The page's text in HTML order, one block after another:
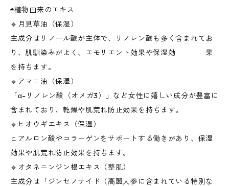
◉植物由来のエキス
🔹月見草油（保湿）
主成分はリノール酸が主体で、リノレン酸も多く含まれてお
り、肌馴染みがよく、エモリエント効果や保湿効 果
を持ちます。
🔹アマニ油（保湿）
「α-リノレン酸（オメガ3）」など女性に嬉しい成分が豊富に
含まれており、乾燥や肌荒れ防止効果を持ちます。
🔹ヒオウギエキス（保湿）
ヒアルロン酸やコラーゲンをサポートする働きがあり、保湿
効果や肌荒れ防止効果を持ちます。
🔹オタネニンジン根エキス（整肌）
主成分は「ジンセノサイド（高麗人参に含まれている特別な